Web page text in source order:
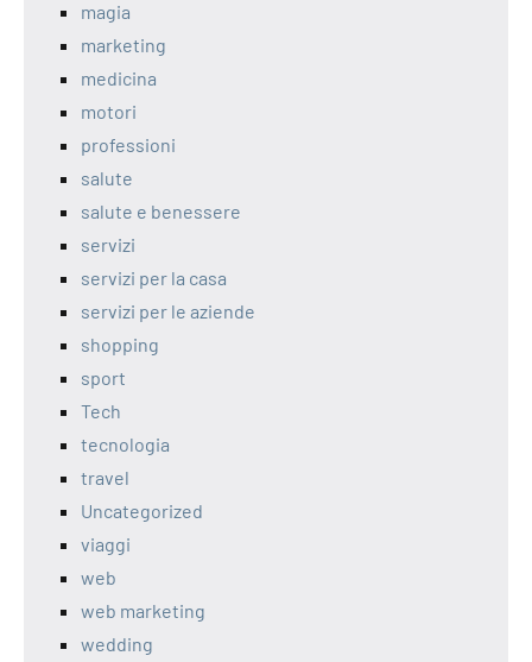
magia
marketing
medicina
motori
professioni
salute
salute e benessere
servizi
servizi per la casa
servizi per le aziende
shopping
sport
Tech
tecnologia
travel
Uncategorized
viaggi
web
web marketing
wedding